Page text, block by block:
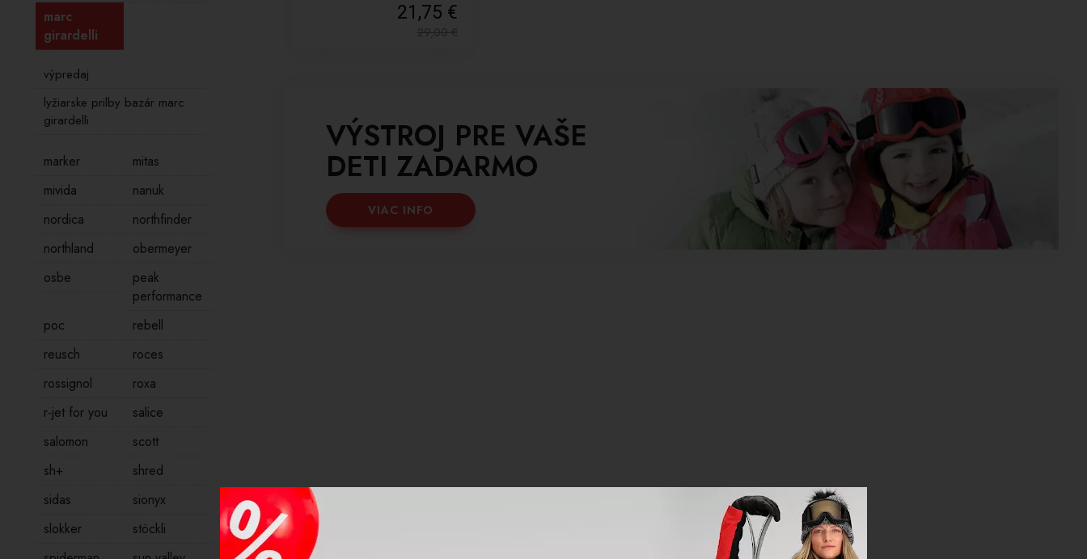
21,75 €
29,00€
VÝSTROJ PRE VAŠE
DETI ZADARMO
VIAC INFO
marc
girardelli
výpredaj
lyžiarske prilby bazár marc
girardelli
marker
mitas
mivida
nanuk
nordica
northfinder
northland
obermeyer
osbe
peak
performance
poc
rebell
reusch
roces
rossignol
roxa
r-jet for you
salice
salomon
scott
sh+
shred
sidas
sionyx
slokker
stöckli